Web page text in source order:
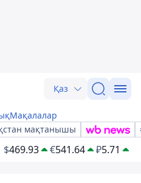
Қаз
Мақалалар
мақтанышы
$469.93 €541.64 ₽5.71